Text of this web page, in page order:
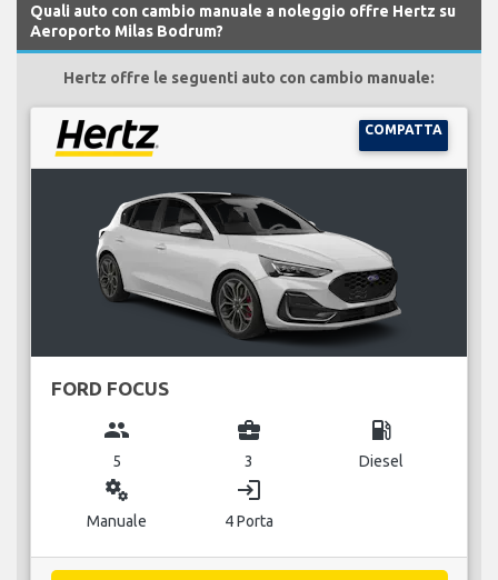
Quali auto con cambio manuale a noleggio offre Hertz su
Aeroporto Milas Bodrum?
Hertz offre le seguenti auto con cambio manuale:
COMPATTA
FORD FOCUS
group
5
business_center
3
local_gas_station
Diesel
miscellaneous_services
Manuale
login
4 Porta